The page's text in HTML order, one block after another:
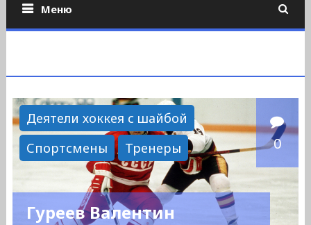
Меню
Деятели хоккея с шайбой
Спортсмены
Тренеры 0
Гуреев Валентин